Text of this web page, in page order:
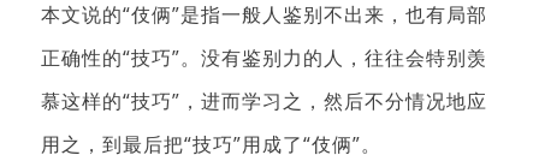
本文说的“伎俩”是指一般人鉴别不出来，也有局部
正确性的“技巧”。 没有鉴别力的人，往往会特别羡
慕这样的“技巧”，进而学习之，然后不分情况地应
用之，到最后把“技巧”用成了“伎俩”。